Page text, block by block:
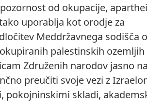
od okupacije,
uporablja kot orodje za
Meddržavnega sodišča o
palestinskih ozemljih
Združenih narodov jasno
preučiti svoje vezi z
pokojninskimi skladi,